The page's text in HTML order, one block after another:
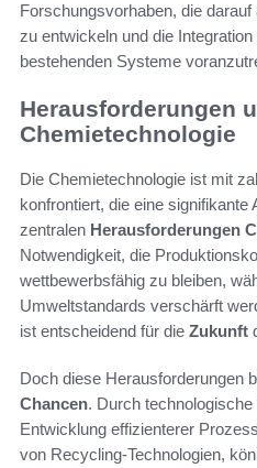
Forschungsvorhaben, die
zu entwickeln und die
bestehenden Systeme
Herausforderungen
Chemietechnologie
Die Chemietechnologie ist mit
konfrontiert, die eine signifikante
zentralen Herausforderungen
Notwendigkeit, die
wettbewerbsfähig zu bleiben,
Umweltstandards verschärft
ist entscheidend für die Zukunft
Doch diese Herausforderungen
Chancen. Durch
Entwicklung effizienterer
von Recycling-Technologien,